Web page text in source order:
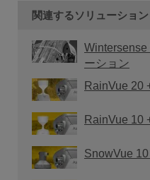
関連するソリューション
Wintersense
ーション
RainVue 20
RainVue 10
SnowVue